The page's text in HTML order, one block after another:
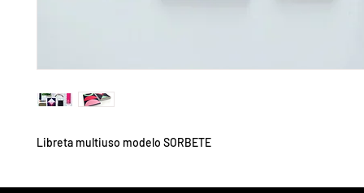
Libreta multiuso modelo SORBETE